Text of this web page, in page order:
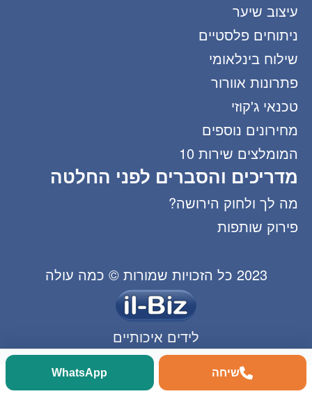
שיחה WhatsApp
עיצוב שיער
ניתוחים פלסטיים
שילוח בינלאומי
פתרונות אוורור
טכנאי ג'קוזי
מחירונים נוספים
המומלצים שירות 10
מדריכים והסברים לפני החלטה
מה לך ולחוק הירושה?
פירוק שותפות
2023 כל הזכויות שמורות © כמה עולה
לידים איכותיים